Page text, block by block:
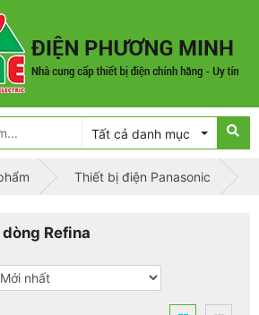
Tất cả danh mục
Thiết bị điện Panasonic
Refina